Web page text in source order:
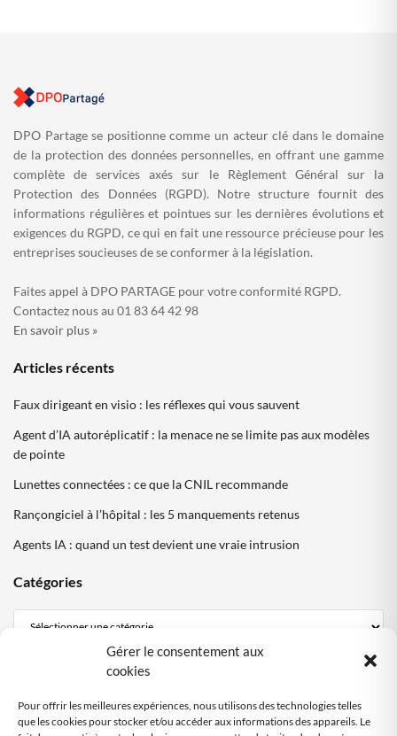
Gérer le consentement aux
cookies
Pour offrir les meilleures expériences, nous utilisons des technologies telles
que les cookies pour stocker et/ou accéder aux informations des appareils. Le
DPO Partage se positionne comme un acteur clé dans le domaine
de la protection des données personnelles, en offrant une gamme
complète de services axés sur le Règlement Général sur la
Protection des Données (RGPD). Notre structure fournit des
informations régulières et pointues sur les dernières évolutions et
exigences du RGPD, ce qui en fait une ressource précieuse pour les
entreprises soucieuses de se conformer à la législation.
Faites appel à DPO PARTAGE pour votre conformité RGPD.
Contactez nous au 01 83 64 42 98
En savoir plus »
Articles récents
Faux dirigeant en visio : les réflexes qui vous sauvent
Agent d’IA autoréplicatif : la menace ne se limite pas aux modèles
de pointe
Lunettes connectées : ce que la CNIL recommande
Rançongiciel à l’hôpital : les 5 manquements retenus
Agents IA : quand un test devient une vraie intrusion
Catégories
Mentions Légales
Politique cookies DPO Partagé